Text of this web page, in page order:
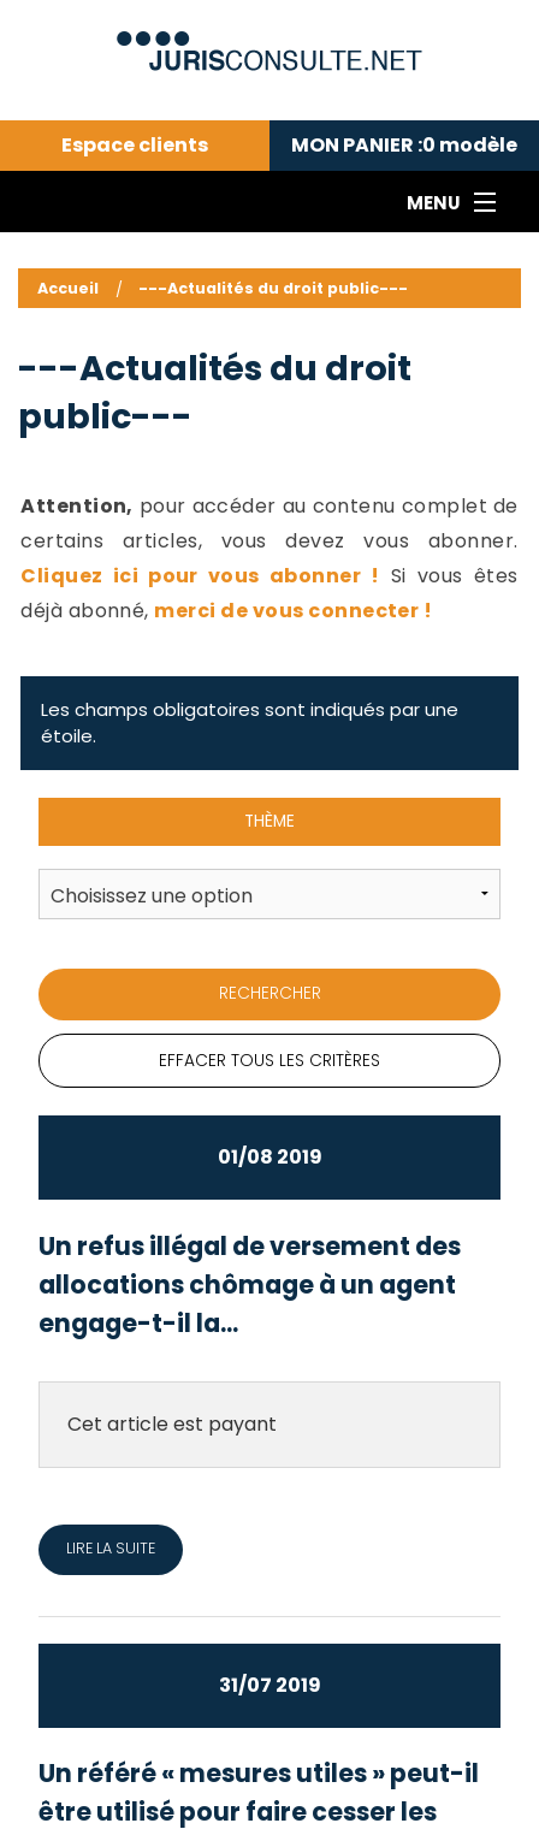
Espace clients MON PANIER :0 modèle
MENU
---Actualités du droit public---
Droit pénal---
Droit privé ---
Abonnement aux actualités
Accueil ---Actualités du droit public---
---Actualités du droit
public---
Attention, pour accéder au contenu complet de
certains articles, vous devez vous abonner.
Cliquez ici pour vous abonner ! Si vous êtes
déjà abonné, merci de vous connecter !
Les champs obligatoires sont indiqués par une
étoile.
THÈME
EFFACER TOUS LES CRITÈRES
01/08 2019
Un refus illégal de versement des
allocations chômage à un agent
engage-t-il la...
Cet article est payant
LIRE LA SUITE
31/07 2019
Un référé « mesures utiles » peut-il
être utilisé pour faire cesser les